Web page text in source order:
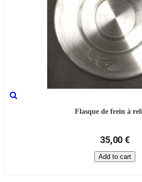
Flasque de frein à
35,00 €
Add to cart